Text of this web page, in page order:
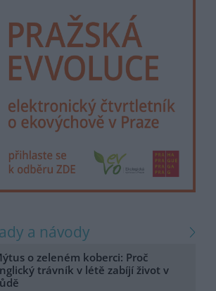
a návody
o zeleném koberci: Proč
trávník v létě zabíjí život v